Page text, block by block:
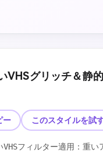
像度ぼかし、端の
VHSグリッチ＆静
ー このスタイルを試
フィルター適用：重